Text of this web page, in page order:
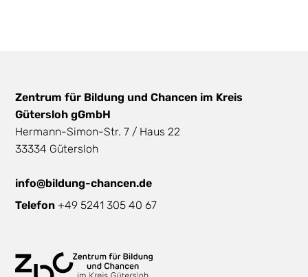
Zentrum für Bildung und Chancen im Kreis
Gütersloh gGmbH
Hermann-Simon-Str. 7 / Haus 22
33334 Gütersloh
info@bildung-chancen.de
Telefon+49 5241 305 40 67